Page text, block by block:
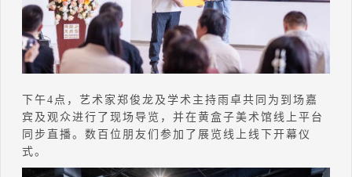
下午4点，艺术家郑俊龙及学术主持雨卓共同为到场嘉
宾及观众进行了现场导览，并在黄盒子美术馆线上平台
同步直播。数百位朋友们参加了展览线上线下开幕仪
式。